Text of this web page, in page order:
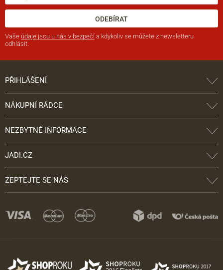
ODEBÍRAT
Vaše údaje jsou u nás v bezpečí a kdykoliv se můžete z newsletteru
odhlásit.
PŘIHLÁŠENÍ
NÁKUPNÍ RÁDCE
NEZBYTNÉ INFORMACE
JADI.CZ
ZEPTEJTE SE NÁS